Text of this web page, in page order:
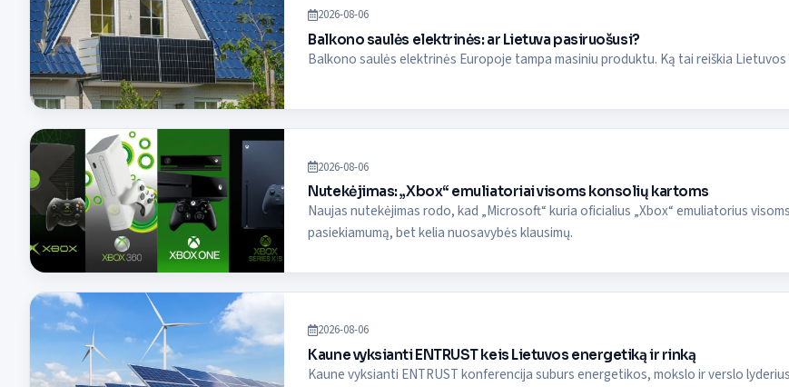
2026-08-06
Balkono saulės elektrinės: ar Lietuva pasiruošusi?
Balkono saulės elektrinės Europoje tampa masiniu produktu. Ką tai reiškia
2026-08-06
Nutekėjimas: „Xbox“ emuliatoriai visoms konsolių kartoms
Naujas nutekėjimas rodo, kad „Microsoft“ kuria oficialius „Xbox“ emuliatorius
pasiekiamumą, bet kelia nuosavybės klausimų.
2026-08-06
Kaune vyksianti ENTRUST keis Lietuvos energetiką ir rinką
Kaune vyksianti ENTRUST konferencija suburs energetikos, mokslo ir verslo